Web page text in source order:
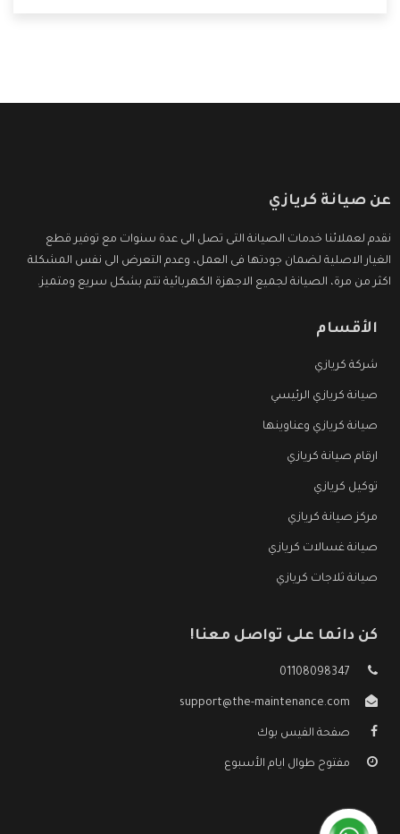
عن صيانة كريازي
نقدم لعملائنا خدمات الصيانة التى تصل الى عدة سنوات مع توفير قطع
الغيار الاصلية لضمان جودتها فى العمل، وعدم التعرض الى نفس المشكلة
اكثر من مرة، الصيانة لجميع الاجهزة الكهربائية تتم بشكل سريع ومتميز.
الأقسام
شركة كريازي
صيانة كريازي الرئيسي
صيانة كريازي وعناوينها
ارقام صيانة كريازي
توكيل كريازي
مركز صيانة كريازي
صيانة غسالات كريازي
صيانة ثلاجات كريازي
كن دائما على تواصل معنا!
01108098347
support@the-maintenance.com
صفحة الفيس بوك
مفتوح طوال ايام الأسبوع